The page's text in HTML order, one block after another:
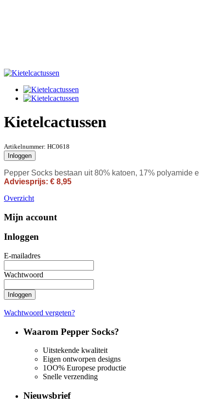
Kietelcactussen
Artikelnummer: HC0618
Inloggen
Pepper Socks bestaan uit80% katoen, 17% polyamide
Adviesprijs: € 8,95
Overzicht
Mijn account
Inloggen
E-mailadres
Wachtwoord
Inloggen
Wachtwoord vergeten?
Waarom Pepper Socks?
Uitstekende kwaliteit
Eigen ontworpen designs
1OO% Europese productie
Snelle verzending
Nieuwsbrief